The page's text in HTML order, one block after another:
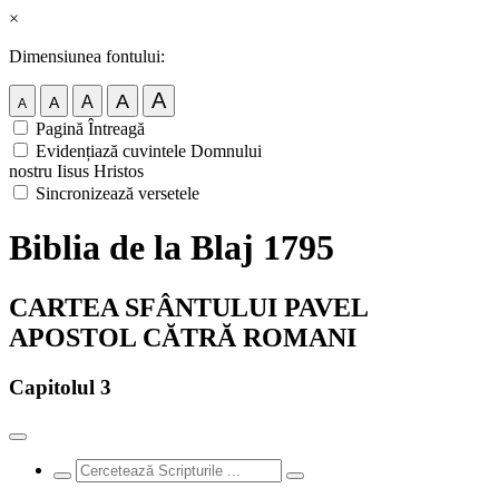
×
Dimensiunea fontului:
A A A A A
Pagină Întreagă
Evidențiază cuvintele Domnului
nostru Iisus Hristos
Sincronizează versetele
Biblia de la Blaj 1795
CARTEA SFÂNTULUI PAVEL
APOSTOL CĂTRĂ ROMANI
Capitolul 3